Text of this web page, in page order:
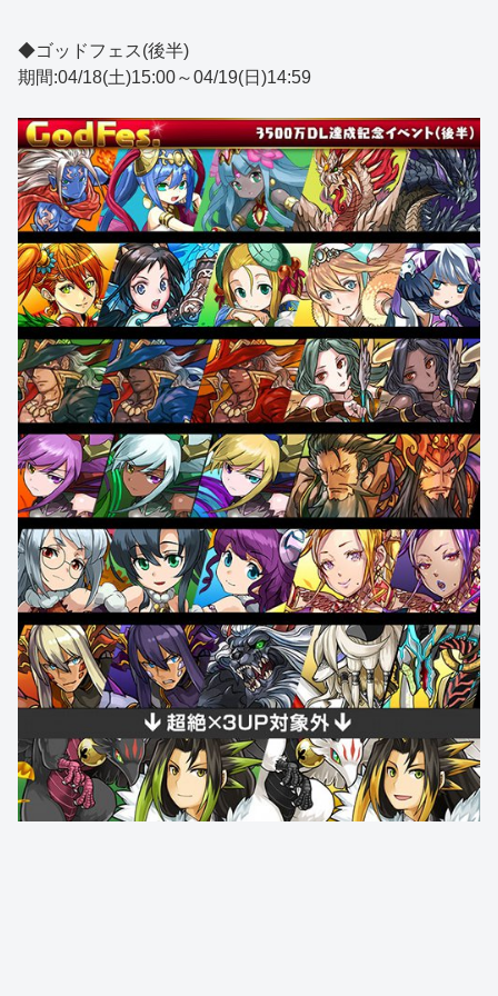
◆ゴッドフェス(後半)
期間:04/18(土)15:00～04/19(日)14:59